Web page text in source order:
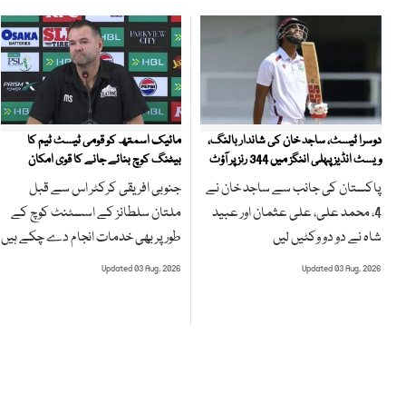
دوسرا ٹیسٹ، ساجد خان کی شاندار بالنگ،
ویسٹ انڈیز پہلی اننگز میں 344 رنز پر آؤٹ
پاکستان کی جانب سے ساجد خان نے
4، محمد علی، علی عثمان اور عبید
شاہ نے دو دو وکٹیں لیں
Updated 03 Aug, 2026
مائیک اسمتھ کو قومی ٹیسٹ ٹیم کا
بیٹنگ کوچ بنائے جانے کا قوی امکان
جنوبی افریقی کرکٹر اس سے قبل
ملتان سلطانز کے اسسٹنٹ کوچ کے
طور پر بھی خدمات انجام دے چکے ہیں
Updated 03 Aug, 2026